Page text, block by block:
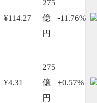
¥114.27
275
億
円
-11.76%
¥4.31
275
億
円
+0.57%